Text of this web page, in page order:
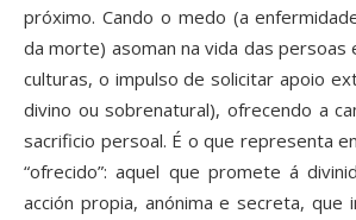
próximo. Cando o medo (a
da morte) asoman na vida das persoas
culturas, o impulso de solicitar apoio
divino ou sobrenatural), ofrecendo a
sacrificio persoal. É o que representa
“ofrecido”: aquel que promete á
acción propia, anónima e secreta, que